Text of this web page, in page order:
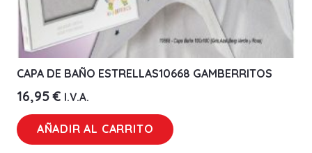
CAPA DE BAÑO ESTRELLAS10668 GAMBERRITOS
16,95€ I.V.A.
AÑADIR AL CARRITO